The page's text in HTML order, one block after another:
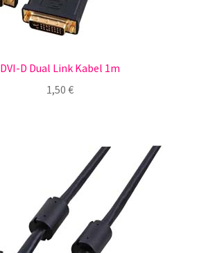
DVI-D Dual Link Kabel 1m
1,50 €